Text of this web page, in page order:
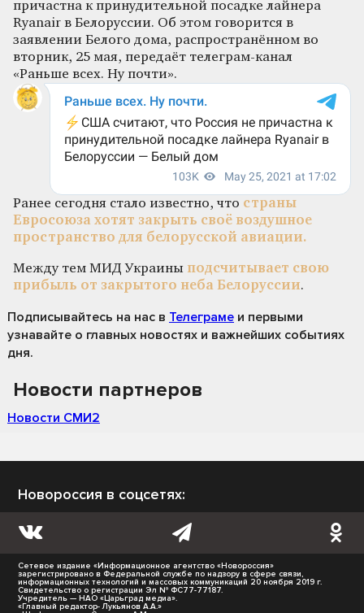
причастна к принудительной посадке лайнера
Ryanair в Белоруссии. Об этом говорится в
заявлении Белого дома, распространённом во
вторник, 25 мая, передаёт телеграм-канал
«Раньше всех. Ну почти».
Ранее сегодня стало известно, что страны
Евросоюза хотят закрыть своё воздушное
пространство для белорусской авиации.
Между тем МИД Украины подсчитывает свою
прибыль от закрытого неба Белоруссии.
Подписывайтесь на нас в Телеграме и первыми
узнавайте о главных новостях и важнейших событиях
дня.
Новости партнеров
Новости СМИ2
Новороссия в соцсетях:
Сетевое издание «Информационное агентство «Новороссия»
зарегистрировано в Федеральной службе по надзору в сфере связи,
информационных технологий и массовых коммуникаций 20 ноября 2019 г.
Свидетельство о регистрации Эл № ФС77-77187.
Учредитель — НАО «Царьград медиа».
«Главный редактор- Лукьянов А.А.»